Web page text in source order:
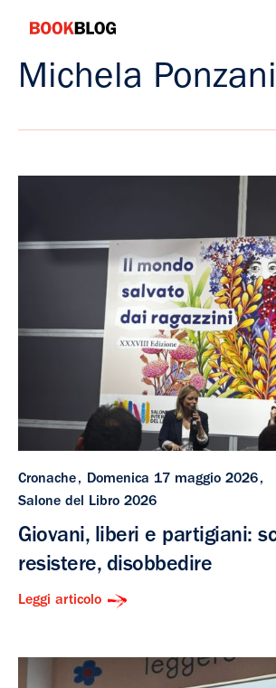
contenuto
Bookblog
Michela Ponzani
Cronache
Domenica 17 maggio 2026
Salone del Libro 2026
Giovani, liberi e partigiani:
resistere, disobbedire
Leggi articolo